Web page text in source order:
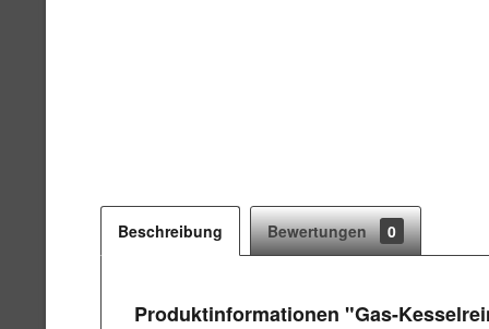
Beschreibung Bewertungen 0
Produktinformationen "Gas-